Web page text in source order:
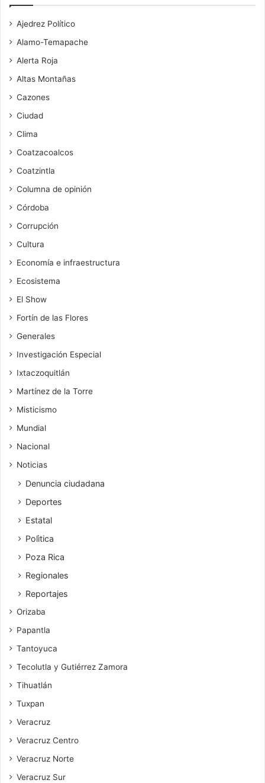
Ajedrez Político
Alamo-Temapache
Alerta Roja
Altas Montañas
Cazones
Ciudad
Clima
Coatzacoalcos
Coatzintla
Columna de opinión
Córdoba
Corrupción
Cultura
Economía e infraestructura
Ecosistema
El Show
Fortín de las Flores
Generales
Investigación Especial
Ixtaczoquitlán
Martínez de la Torre
Misticismo
Mundial
Nacional
Noticias
Denuncia ciudadana
Deportes
Estatal
Polìtica
Poza Rica
Regionales
Reportajes
Orizaba
Papantla
Tantoyuca
Tecolutla y Gutiérrez Zamora
Tihuatlán
Tuxpan
Veracruz
Veracruz Centro
Veracruz Norte
Veracruz Sur